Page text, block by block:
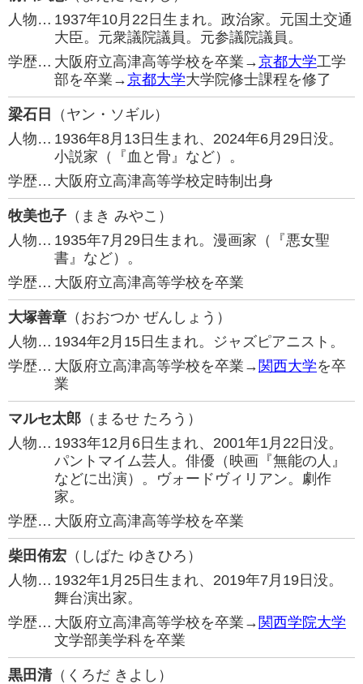
人物… 1937年10月22日生まれ。政治家。元国土交通
大臣。元衆議院議員。元参議院議員。
学歴… 大阪府立高津高等学校を卒業→京都大学工学
部を卒業→京都大学大学院修士課程を修了
梁石日
（ヤン・ソギル）
人物… 1936年8月13日生まれ、2024年6月29日没。
小説家（『血と骨』など）。
学歴… 大阪府立高津高等学校定時制出身
牧美也子 （まき みやこ）
人物… 1935年7月29日生まれ。漫画家（『悪女聖
書』など）。
学歴… 大阪府立高津高等学校を卒業
大塚善章 （おおつか ぜんしょう）
人物… 1934年2月15日生まれ。ジャズピアニスト。
学歴… 大阪府立高津高等学校を卒業→ 関西大学を卒
業
マルセ太郎 （まるせ たろう）
人物… 1933年12月6日生まれ、2001年1月22日没。
パントマイム芸人。俳優（映画『無能の人』
などに出演）。ヴォードヴィリアン。劇作
家。
学歴… 大阪府立高津高等学校を卒業
柴田侑宏 （しばた ゆきひろ）
人物… 1932年1月25日生まれ、2019年7月19日没。
舞台演出家。
学歴… 大阪府立高津高等学校を卒業→ 関西学院大学
文学部美学科を卒業
黒田清（くろだ きよし）